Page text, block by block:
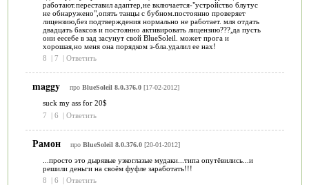
работают.переставил адаптер,не включается-"устройство блутус
не обнаружено",опять танцы с бубном.постоянно проверяет
лицензию,без подтверждения нормально не работает. мля отдать
двадцать баксов и постоянно активировать лицензию???,да пусть
они еесебе в зад засунут свой BlueSoleil. может прога и
хорошая,но меня она порядком з-бла.удалил ее нах!
8
| 7 | Ответить
maggy про BlueSoleil 8.0.376.0[17-02-2012]
suck my ass for 20$
7
| 6 | Ответить
Рамон про BlueSoleil 8.0.376.0[20-01-2012]
...просто это дырявые узкоглазые мудаки...типа опутёвились...и
решили деньги на своём фуфле заработать!!!
8
| 6 | Ответить